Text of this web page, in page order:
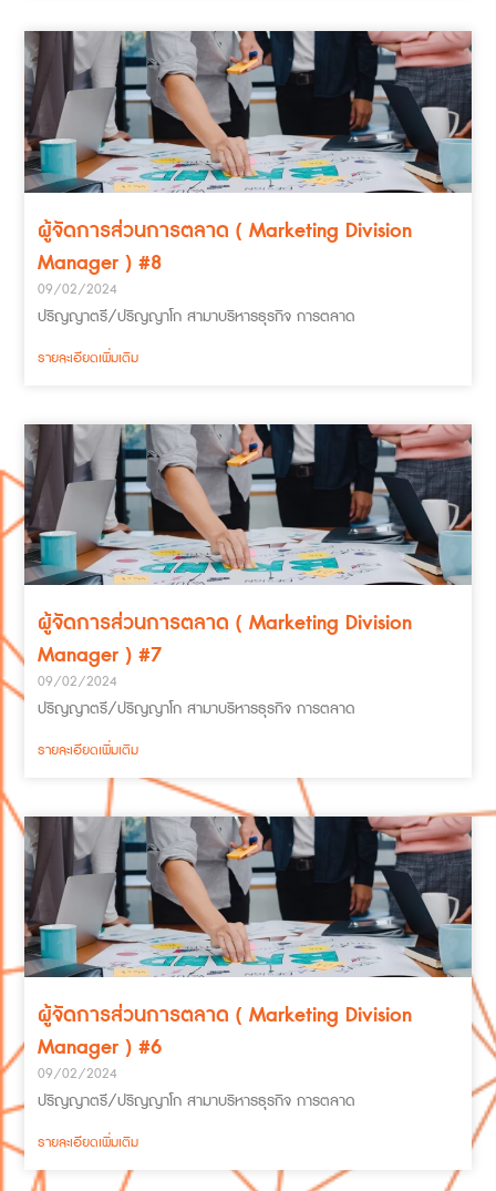
ผู้จัดการส่วนการตลาด ( Marketing Division
Manager ) #8
09/02/2024
ปริญญาตรี/ปริญญาโก สามาบริหารธุรกิจ การตลาด
รายละเอียดเพิ่มเติม
ผู้จัดการส่วนการตลาด ( Marketing Division
Manager ) #7
09/02/2024
ปริญญาตรี/ปริญญาโก สามาบริหารธุรกิจ การตลาด
รายละเอียดเพิ่มเติม
ผู้จัดการส่วนการตลาด ( Marketing Division
Manager ) #6
09/02/2024
ปริญญาตรี/ปริญญาโก สามาบริหารธุรกิจ การตลาด
รายละเอียดเพิ่มเติม